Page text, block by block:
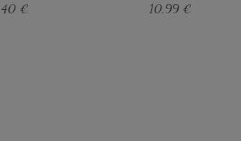
€ 10,99 €